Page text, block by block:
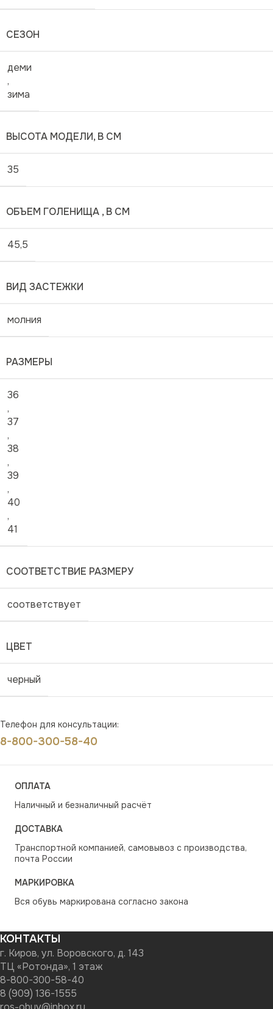
СЕЗОН
деми
,
зима
ВЫСОТА МОДЕЛИ, В СМ
35
ОБЪЕМ ГОЛЕНИЩА , В СМ
45,5
ВИД ЗАСТЕЖКИ
молния
РАЗМЕРЫ
36
,
37
,
38
,
39
,
40
,
41
СООТВЕТСТВИЕ РАЗМЕРУ
соответствует
ЦВЕТ
черный
Телефон для консультации:
8-800-300-58-40
ОПЛАТА
Наличный и безналичный расчёт
ДОСТАВКА
Транспортной компанией, самовывоз с производства,
почта России
МАРКИРОВКА
Вся обувь маркирована согласно закона
КОНТАКТЫ
г. Киров, ул. Воровского, д. 143
ТЦ «Ротонда», 1 этаж
8-800-300-58-40
8 (909) 136-1555